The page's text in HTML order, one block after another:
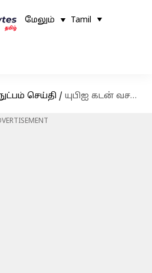
மேலும் Tamil
செய்தி / யுபிஐ கடன் வசதி அளிக்கும் எச்டிஎஃப்சி மற்றும் ஐசிஐசிஐ வங்கிகள்